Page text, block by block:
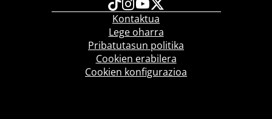
Kontaktua
Lege oharra
Pribatutasun politika
Cookien erabilera
Cookien konfigurazioa